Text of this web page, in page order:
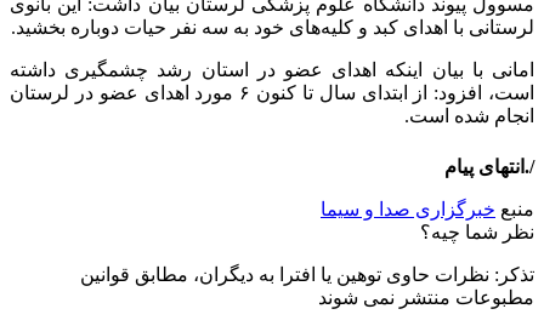
لرستانی با اهدای کبد و کلیه‌های خود به سه نفر حیات دوباره بخشید.
امانی با بیان اینکه اهدای عضو در استان رشد چشمگیری داشته
است، افزود: از ابتدای سال تا کنون ۶ مورد اهدای عضو در لرستان
انجام شده است.
/.انتهای پیام
منبع خبرگزاری صدا و سیما
نظر شما چیه؟
تذكر: نظرات حاوی توهين يا افترا به ديگران، مطابق قوانين
مطبوعات منتشر نمی شوند